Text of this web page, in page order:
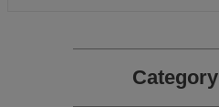
Category